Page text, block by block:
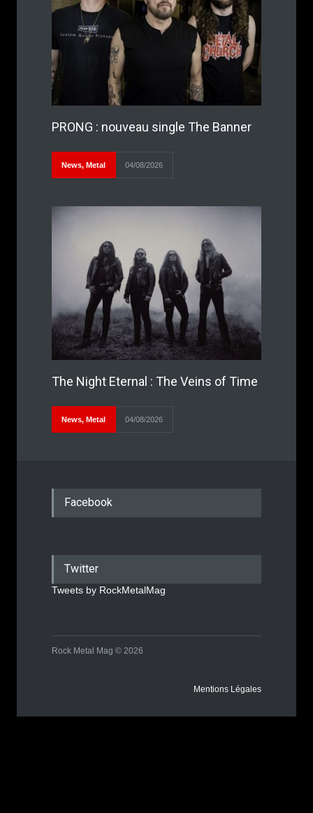
PRONG : nouveau single The Banner
News, Metal 04/08/2026
The Night Eternal : The Veins of Time
News, Metal 04/08/2026
Facebook
Twitter
Tweets by RockMetalMag
Rock Metal Mag © 2026
Mentions Légales